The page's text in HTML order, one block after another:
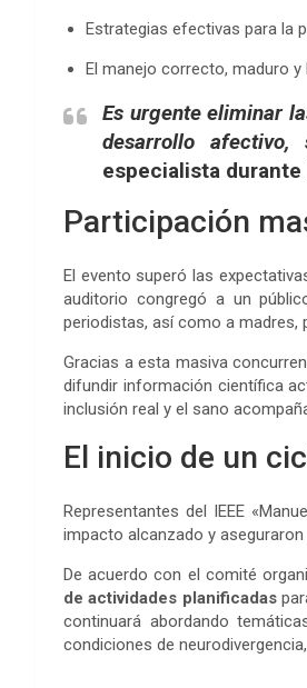
Estrategias efectivas para la
El manejo correcto, maduro
Es urgente eliminar
desarrollo
especialista
Participación
El evento superó las
auditorio congregó a un
periodistas, así como a madres,
Gracias a esta masiva
difundir información científica
inclusión real y el sano
El inicio de un
Representantes del IEEE
impacto alcanzado y
De acuerdo con el comité
de actividades planificadas
continuará abordando
condiciones de